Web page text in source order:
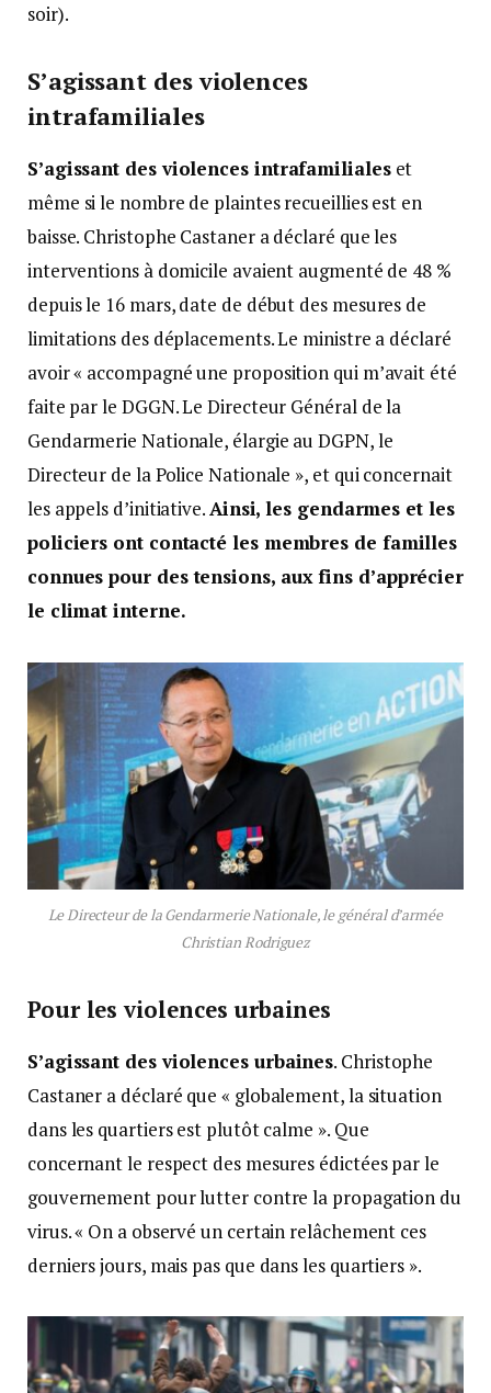
soir).
S’agissant des violences
intrafamiliales
S’agissant des violences intrafamilialeset
même si le nombre de plaintes recueillies est en
baisse. Christophe Castaner a déclaré que les
interventions à domicile avaient augmenté de 48 %
depuis le 16 mars, date de début des mesures de
limitations des déplacements. Le ministre a déclaré
avoir « accompagné une proposition qui m’avait été
faite par le DGGN. Le Directeur Général de la
Gendarmerie Nationale, élargie au DGPN, le
Directeur de la Police Nationale », et qui concernait
les appels d’initiative.Ainsi, les gendarmes et les
policiers ont contacté les membres de familles
connues pour des tensions, aux fins d’apprécier
le climat interne.
Le Directeur de la Gendarmerie Nationale, le général d’armée
Christian Rodriguez
Pour les violences urbaines
S’agissant des violences urbaines. Christophe
Castaner a déclaré que « globalement, la situation
dans les quartiers est plutôt calme ». Que
concernant le respect des mesures édictées par le
gouvernement pour lutter contre la propagation du
virus. « On a observé un certain relâchement ces
derniers jours, mais pas que dans les quartiers ».